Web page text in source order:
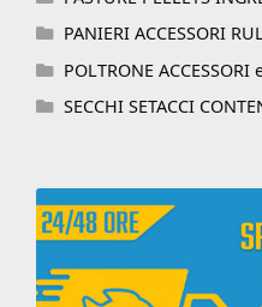
PANIERI ACCESSORI
POLTRONE ACCESSORI
SECCHI SETACCI